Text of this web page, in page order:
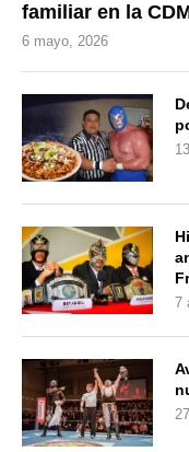
familiar en la
6 mayo, 2026
7